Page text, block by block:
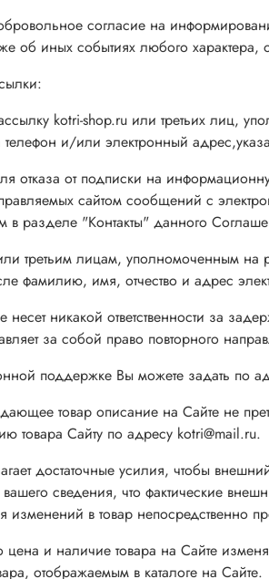
согласие на
об иных событиях любого
kotri-shop.ru или третьих лиц,
и/или электронный
отказа от подписки на
сайтом сообщений с
в разделе "Контакты" данного
третьим лицам, уполномоченным на
фамилию, имя, отчество и адрес
несет никакой ответственности за
за собой право повторного
поддержке Вы можете задать по
товар описание на Сайте не
товара Сайту по адресу kotri@mail.ru.
достаточные усилия, чтобы
сведения, что фактические
изменений в товар непосредственно
и наличие товара на Сайте
отображаемым в каталоге на Сайте.